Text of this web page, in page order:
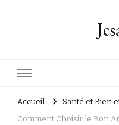
Accueil
Santé et Bien
Comment Choisir le Bon